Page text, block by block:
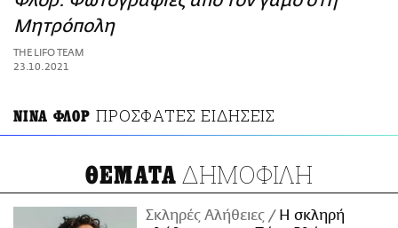
ΑΜΠΑ
PRINT
Μητρόπολη
THE LIFO TEAM
23.10.2021
ΝΙΝΑ ΦΛΟΡ ΠΡΟΣΦΑΤΕΣ ΕΙΔΗΣΕΙΣ
ΘΕΜΑΤΑ ΔΗΜΟΦΙΛΗ
Σκληρές Αλήθειες
H σκληρή